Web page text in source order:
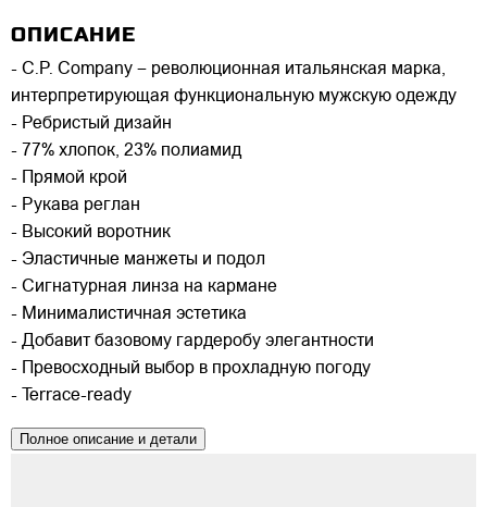
ОПИСАНИЕ
- C.P. Company – революционная итальянская марка,
интерпретирующая функциональную мужскую одежду
- Ребристый дизайн
- 77% хлопок, 23% полиамид
- Прямой крой
- Рукава реглан
- Высокий воротник
- Эластичные манжеты и подол
- Сигнатурная линза на кармане
- Минималистичная эстетика
- Добавит базовому гардеробу элегантности
- Превосходный выбор в прохладную погоду
- Terrace-ready
Полное описание и детали